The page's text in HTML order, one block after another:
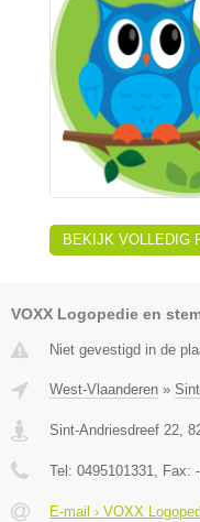
BEKIJK VOLLEDIG
VOXX Logopedie en
Niet gevestigd in de
West-Vlaanderen »
Sint-Andriesdreef 22,
Tel: 0495101331, Fax: -
E-mail › VOXX